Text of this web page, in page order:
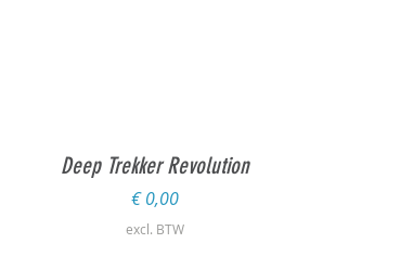
Snel overzicht
Deep Trekker Revolution
Prijs
€ 0,00
excl. BTW